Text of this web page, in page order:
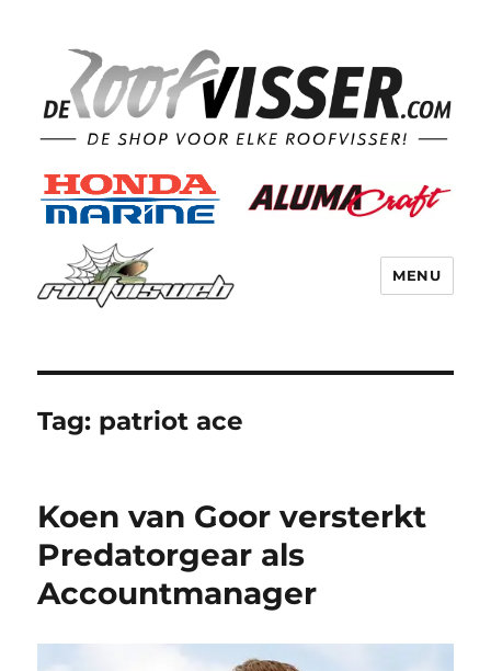
MENU
Tag: patriot ace
Koen van Goor versterkt
Predatorgear als
Accountmanager